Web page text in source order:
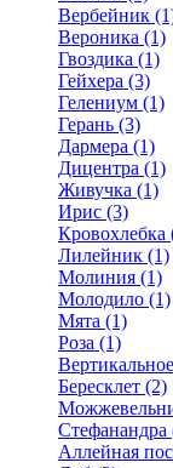
Вербейник
Вероника (1)
Гвоздика (1)
Гейхера (3)
Гелениум (1)
Герань (3)
Дармера (1)
Дицентра (1)
Живучка (1)
Ирис (3)
Кровохлебка
Лилейник (1)
Молиния (1)
Молодило (1)
Мята (1)
Роза (1)
Бересклет (2)
Стефанандра
Аллейная